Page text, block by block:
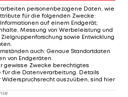
personenbezogene Daten, wie
für die folgenden Zwecke:
auf einem Endgerät;
Messung von Werbeleistung und
sowie Entwicklung
.
auch: Genaue Standortdaten
von Endgeräten.
gewisse Zwecke berechtigtes
für die Datenverarbeitung. Details
auszuüben, sind hier